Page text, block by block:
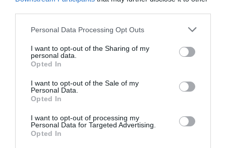
Personal Data Processing Opt Outs
I want to opt-out of the Sharing of my
personal data.
Opted In
I want to opt-out of the Sale of my
Personal Data.
Opted In
I want to opt-out of processing my
Personal Data for Targeted Advertising.
Opted In